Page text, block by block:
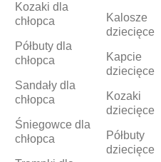
Kozaki dla
chłopca
Półbuty dla
chłopca
Sandały dla
chłopca
Śniegowce dla
chłopca
Kalosze
dziecięce
Kapcie
dziecięce
Kozaki
dziecięce
Półbuty
dziecięce